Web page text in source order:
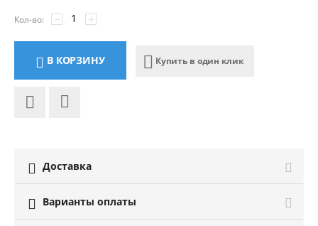
Кол-во: +
−
В КОРЗИНУ Купить в один клик
 Доставка
 Варианты оплаты